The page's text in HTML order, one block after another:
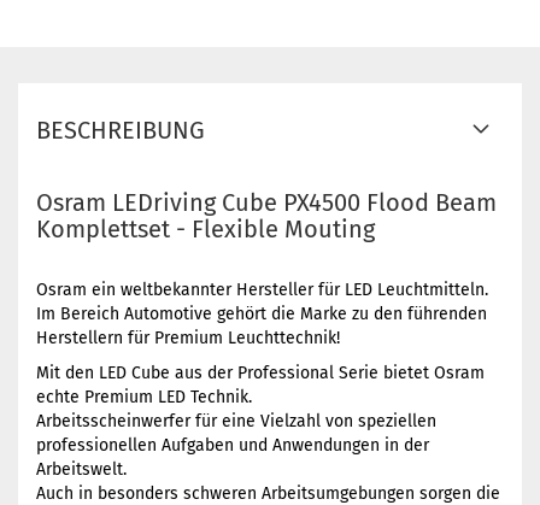
BESCHREIBUNG
Osram LEDriving Cube PX4500 Flood Beam
Komplettset - Flexible Mouting
Osram ein weltbekannter Hersteller für LED Leuchtmitteln.
Im Bereich Automotive gehört die Marke zu den führenden
Herstellern für Premium Leuchttechnik!
Mit den LED Cube aus der Professional Serie bietet Osram
echte Premium LED Technik.
Arbeitsscheinwerfer für eine Vielzahl von speziellen
professionellen Aufgaben und Anwendungen in der
Arbeitswelt.
Auch in besonders schweren Arbeitsumgebungen sorgen die